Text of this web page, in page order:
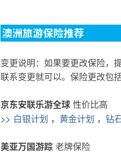
澳洲旅游保险推荐
变更说明：如果要更改保险，
联系变更就可以。保险更改包
京东安联乐游全球 性价比高
>> 白银计划 ， 黄金计划 ， 钻
美亚万国游踪 老牌保险